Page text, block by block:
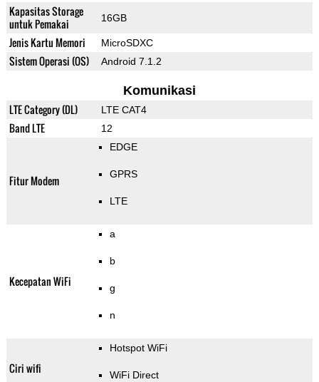
Kapasitas Storage
untuk Pemakai
16GB
Jenis Kartu Memori MicroSDXC
Sistem Operasi (OS) Android 7.1.2
Komunikasi
LTE Category (DL) LTE CAT4
Band LTE 12
Fitur Modem
EDGE
GPRS
LTE
Kecepatan WiFi
a
b
g
n
Ciri wifi
Hotspot WiFi
WiFi Direct